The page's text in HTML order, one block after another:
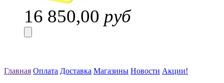
16 850,00 руб
Главная Оплата Доставка Магазины Новости Акции!